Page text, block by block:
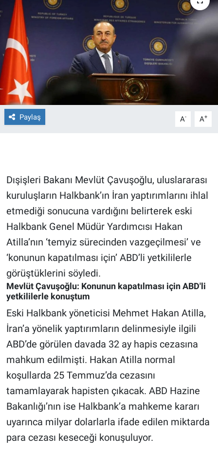
Paylaş A- A+
Dışişleri Bakanı Mevlüt Çavuşoğlu, uluslararası
kuruluşların Halkbank’ın İran yaptırımlarını ihlal
etmediği sonucuna vardığını belirterek eski
Halkbank Genel Müdür Yardımcısı Hakan
Atilla’nın ‘temyiz sürecinden vazgeçilmesi’ ve
‘konunun kapatılması için’ ABD’li yetkililerle
görüştüklerini söyledi.
Mevlüt Çavuşoğlu: Konunun kapatılması için ABD'li
yetkililerle konuştum
Eski Halkbank yöneticisi Mehmet Hakan Atilla,
İran’a yönelik yaptırımların delinmesiyle ilgili
ABD’de görülen davada 32 ay hapis cezasına
mahkum edilmişti. Hakan Atilla normal
koşullarda 25 Temmuz’da cezasını
tamamlayarak hapisten çıkacak. ABD Hazine
Bakanlığı’nın ise Halkbank’a mahkeme kararı
uyarınca milyar dolarlarla ifade edilen miktarda
para cezası keseceği konuşuluyor.
Ege'den Esintiler
Eğitim
Eğlence
Ekonomi
Forum
Gün Bitiyor
Gün Ortası
Gündem Özel
Günün görüntüsü
Haber
İlan
Kimdir
Koronavirüs
Kültür Sanat
Ne demişti
Nedir
İletişim